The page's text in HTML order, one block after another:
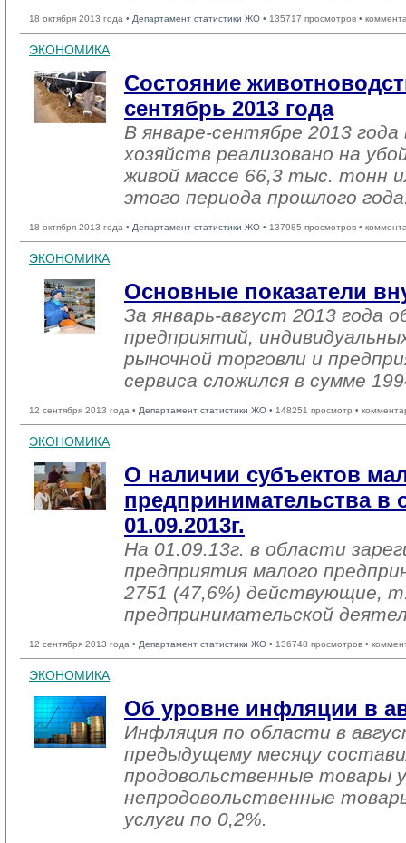
18 октября 2013 года • Департамент статистики ЖО • 135717 просмотров •
ЭКОНОМИКА
Состояние
сентябрь 2013 года
В январе-сентябре 2013 года
хозяйств реализовано на
живой массе 66,3 тыс. тонн
этого периода прошлого
18 октября 2013 года • Департамент статистики ЖО • 137985 просмотров •
ЭКОНОМИКА
Основные показатели
За январь-август 2013 года
предприятий,
рыночной торговли и
сервиса сложился в сумме
12 сентября 2013 года • Департамент статистики ЖО • 148251 просмотр •
ЭКОНОМИКА
О наличии субъектов
предпринимательства в
01.09.2013г.
На 01.09.13г. в области
предприятия малого
2751 (47,6%) действующие,
предпринимательской
12 сентября 2013 года • Департамент статистики ЖО • 136748 просмотров •
ЭКОНОМИКА
Об уровне инфляции в
Инфляция по области в
предыдущему месяцу
продовольственные товары
непродовольственные
услуги по 0,2%.